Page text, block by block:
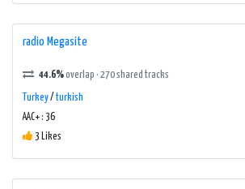
radio Megasite
44.6%overlap · 270 shared tracks
Turkey/ turkish
AAC+ : 36
3 Likes